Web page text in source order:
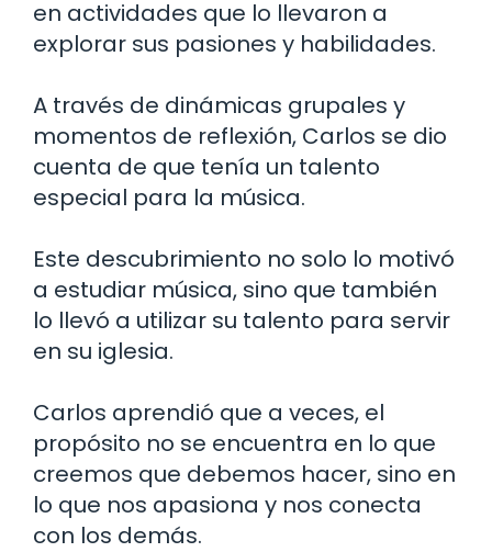
en actividades que lo llevaron a
explorar sus pasiones y habilidades.
A través de dinámicas grupales y
momentos de reflexión, Carlos se dio
cuenta de que tenía un talento
especial para la música.
Este descubrimiento no solo lo motivó
a estudiar música, sino que también
lo llevó a utilizar su talento para servir
en su iglesia.
Carlos aprendió que a veces, el
propósito no se encuentra en lo que
creemos que debemos hacer, sino en
lo que nos apasiona y nos conecta
con los demás.